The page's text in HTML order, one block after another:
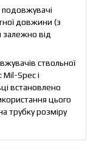
подовжувачі
довжини (з
залежно від
ствольної
Spec і
встановлено
цього
трубку розміру